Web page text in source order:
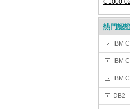
C1000-
熱門認
IBM
IBM
IBM
DB2